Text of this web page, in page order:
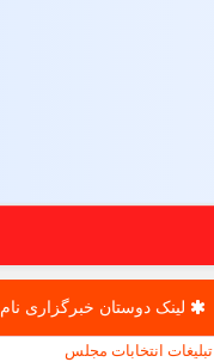
لینک دوستان خبرگزاری نام
تبلیغات انتخابات مجلس